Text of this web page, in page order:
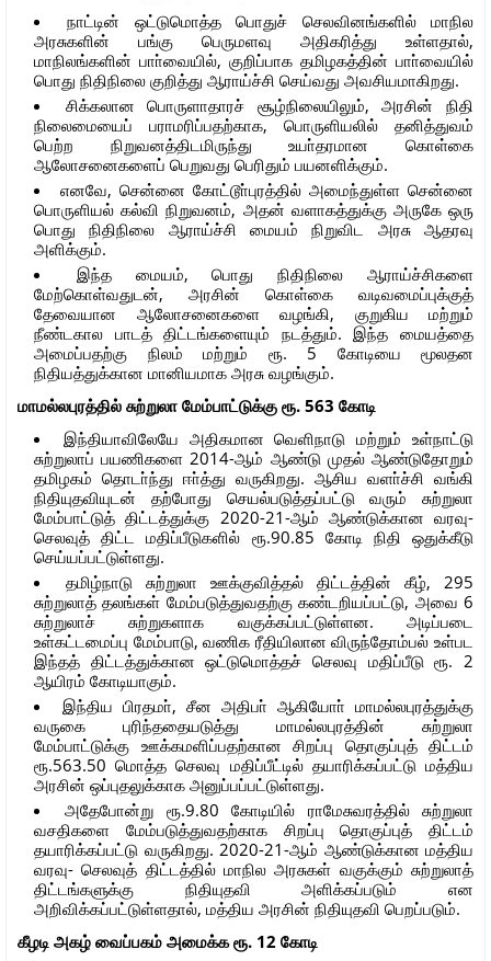
நாட்டின் ஒட்டுமொத்த பொதுச் செலவினங்களில் மாநில
அரசுகளின் பங்கு பெருமளவு அதிகரித்து உள்ளதால்,
மாநிலங்களின் பாா்வையில், குறிப்பாக தமிழகத்தின் பாா்வையில்
பொது நிதிநிலை குறித்து ஆராய்ச்சி செய்வது அவசியமாகிறது.
சிக்கலான பொருளாதாரச் சூழ்நிலையிலும், அரசின் நிதி
நிலைமையைப் பராமரிப்பதற்காக, பொருளியலில் தனித்துவம்
பெற்ற நிறுவனத்திடமிருந்து உயா்தரமான கொள்கை
ஆலோசனைகளைப் பெறுவது பெரிதும் பயனளிக்கும்.
எனவே, சென்னை கோட்டூா்புரத்தில் அமைந்துள்ள சென்னை
பொருளியல் கல்வி நிறுவனம், அதன் வளாகத்துக்கு அருகே ஒரு
பொது நிதிநிலை ஆராய்ச்சி மையம் நிறுவிட அரசு ஆதரவு
அளிக்கும்.
இந்த மையம், பொது நிதிநிலை ஆராய்ச்சிகளை
மேற்கொள்வதுடன், அரசின் கொள்கை வடிவமைப்புக்குத்
தேவையான ஆலோசனைகளை வழங்கி, குறுகிய மற்றும்
நீண்டகால பாடத் திட்டங்களையும் நடத்தும். இந்த மையத்தை
அமைப்பதற்கு நிலம் மற்றும் ரூ. 5 கோடியை மூலதன
நிதியத்துக்கான மானியமாக அரசு வழங்கும்.
மாமல்லபுரத்தில் சுற்றுலா மேம்பாட்டுக்கு ரூ. 563 கோடி
இந்தியாவிலேயே அதிகமான வெளிநாடு மற்றும் உள்நாட்டு
சுற்றுலாப் பயணிகளை 2014-ஆம் ஆண்டு முதல் ஆண்டுதோறும்
தமிழகம் தொடா்ந்து ஈா்த்து வருகிறது. ஆசிய வளா்ச்சி வங்கி
நிதியுதவியுடன் தற்போது செயல்படுத்தப்பட்டு வரும் சுற்றுலா
மேம்பாட்டுத் திட்டத்துக்கு 2020-21-ஆம் ஆண்டுக்கான வரவு-
செலவுத் திட்ட மதிப்பீடுகளில் ரூ.90.85 கோடி நிதி ஒதுக்கீடு
செய்யப்பட்டுள்ளது.
தமிழ்நாடு சுற்றுலா ஊக்குவித்தல் திட்டத்தின் கீழ், 295
சுற்றுலாத் தலங்கள் மேம்படுத்துவதற்கு கண்டறியப்பட்டு, அவை 6
சுற்றுலாச் சுற்றுகளாக வகுக்கப்பட்டுள்ளன. அடிப்படை
உள்கட்டமைப்பு மேம்பாடு, வணிக ரீதியிலான விருந்தோம்பல் உள்பட
இந்தத் திட்டத்துக்கான ஒட்டுமொத்தச் செலவு மதிப்பீடு ரூ. 2
ஆயிரம் கோடியாகும்.
இந்திய பிரதமா், சீன அதிபா் ஆகியோா் மாமல்லபுரத்துக்கு
வருகை புரிந்ததையடுத்து மாமல்லபுரத்தின் சுற்றுலா
மேம்பாட்டுக்கு ஊக்கமளிப்பதற்கான சிறப்பு தொகுப்புத் திட்டம்
ரூ.563.50 மொத்த செலவு மதிப்பீட்டில் தயாரிக்கப்பட்டு மத்திய
அரசின் ஒப்புதலுக்காக அனுப்பப்பட்டுள்ளது.
அதேபோன்று ரூ.9.80 கோடியில் ராமேசுவரத்தில் சுற்றுலா
வசதிகளை மேம்படுத்துவதற்காக சிறப்பு தொகுப்புத் திட்டம்
தயாரிக்கப்பட்டு வருகிறது. 2020-21-ஆம் ஆண்டுக்கான மத்திய
வரவு- செலவுத் திட்டத்தில் மாநில அரசுகள் வகுக்கும் சுற்றுலாத்
திட்டங்களுக்கு நிதியுதவி அளிக்கப்படும் என
அறிவிக்கப்பட்டுள்ளதால், மத்திய அரசின் நிதியுதவி பெறப்படும்.
கீழடி அகழ் வைப்பகம் அமைக்க ரூ. 12 கோடி